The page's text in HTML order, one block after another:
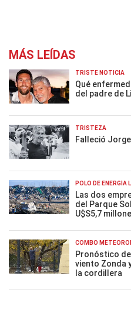
MÁS LEÍDAS
TRISTE NOTICIA
Qué
del padre de
TRISTEZA
Falleció
POLO DE ENERGÍA
Las dos
del Parque
U$S5,7
COMBO
Pronóstico
viento Zonda
la cordillera